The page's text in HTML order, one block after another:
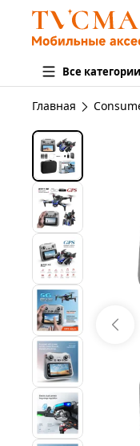
Все категории
Главная